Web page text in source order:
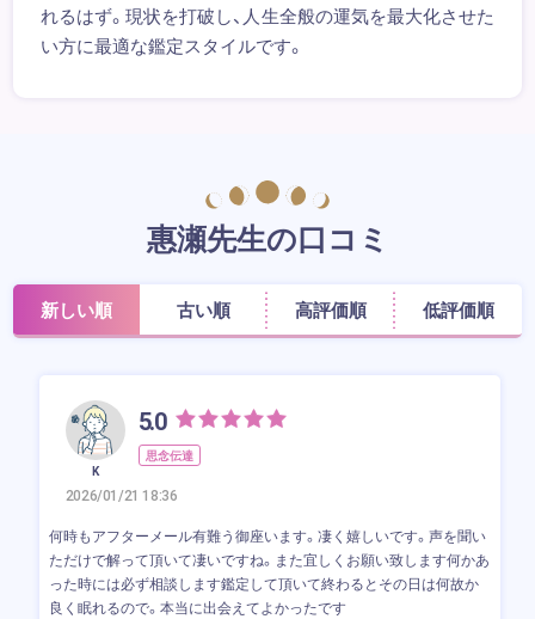
れるはず。現状を打破し、人生全般の運気を最大化させた
い方に最適な鑑定スタイルです。
惠瀬先生の口コミ
新しい順 古い順 高評価順 低評価順
K
5.0
思念伝達
2026/01/21 18:36
何時もアフターメール有難う御座います。凄く嬉しいです。声を聞い
ただけで解って頂いて凄いですね。また宜しくお願い致します何かあ
った時には必ず相談します鑑定して頂いて終わるとその日は何故か
良く眠れるので。本当に出会えてよかったです